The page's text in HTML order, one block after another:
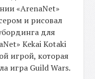
«ArenaNet»
и рисовал
для
Kekai Kotaki
игрой, которая
игра Guild Wars.